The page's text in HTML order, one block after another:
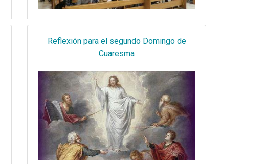
Reflexión para el segundo Domingo de
Cuaresma